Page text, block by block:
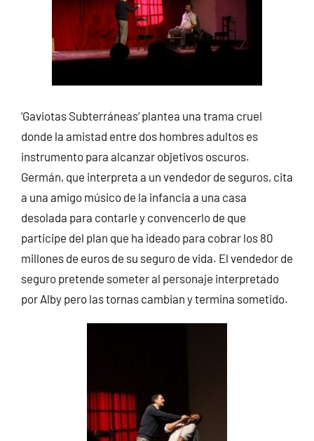
‘Gaviotas Subterráneas’ plantea una trama cruel
donde la amistad entre dos hombres adultos es
instrumento para alcanzar objetivos oscuros.
Germán, que interpreta a un vendedor de seguros, cita
a una amigo músico de la infancia a una casa
desolada para contarle y convencerlo de que
participe del plan que ha ideado para cobrar los 80
millones de euros de su seguro de vida. El vendedor de
seguro pretende someter al personaje interpretado
por Alby pero las tornas cambian y termina sometido.